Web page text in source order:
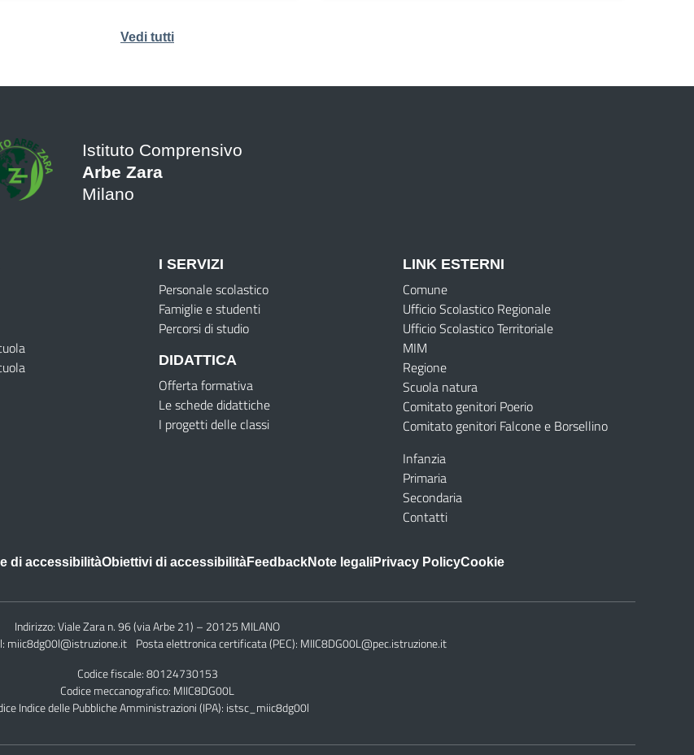
Vedi tutti
Istituto Comprensivo
Arbe Zara
Milano
I SERVIZI
Personale scolastico
Famiglie e studenti
Percorsi di studio
DIDATTICA
Offerta formativa
Le schede didattiche
I progetti delle classi
LINK ESTERNI
Comune
Ufficio Scolastico Regionale
Ufficio Scolastico Territoriale
MIM
Regione
Scuola natura
Comitato genitori Poerio
Comitato genitori Falcone e Borsellino
Infanzia
Primaria
Secondaria
Contatti
di accessibilitàObiettivi di accessibilitàFeedbackNote legaliPrivacy PolicyCookie
Indirizzo:Viale Zara n. 96 (via Arbe 21) – 20125 MILANO
miic8dg00l@istruzione.it Posta elettronica certificata (PEC): MIIC8DG00L@pec.istruzione.it
Codice fiscale: 80124730153
Codice meccanografico: MIIC8DG00L
Indice delle Pubbliche Amministrazioni (IPA): istsc_miic8dg00l